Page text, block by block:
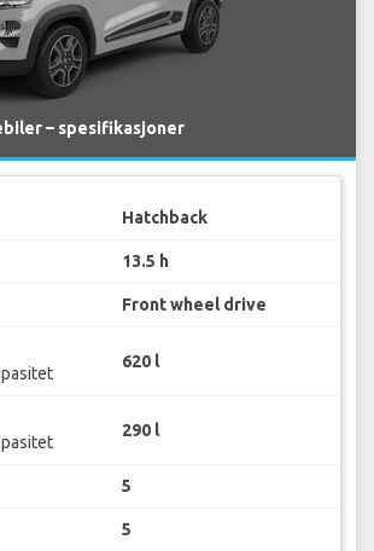
– spesifikasjoner
Hatchback
13.5 h
Front wheel drive
620 l
290 l
5
5